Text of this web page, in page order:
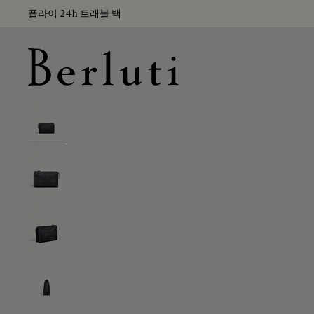
플라이 24h 트래블 백